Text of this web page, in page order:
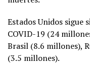
Estados Unidos sigue
COVID-19 (24
Brasil (8.6 millones),
(3.5 millones).